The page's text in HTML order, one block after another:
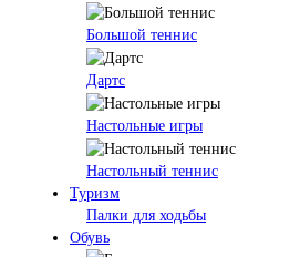
Большой теннис
Дартс
Настольные игры
Настольный теннис
Туризм
Палки для ходьбы
Обувь